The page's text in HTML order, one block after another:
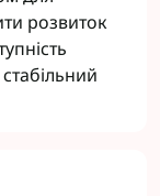
розвиток